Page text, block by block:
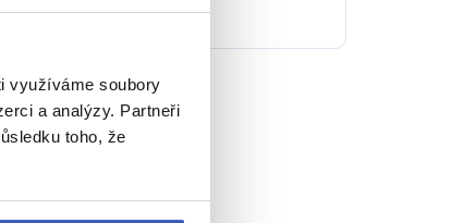
využíváme soubory
a analýzy. Partneři
toho, že
celý zájezd.
v srdci.